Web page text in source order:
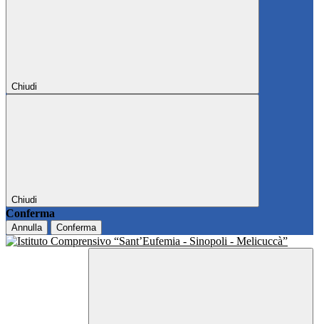
Chiudi
Chiudi
Conferma
Annulla Conferma